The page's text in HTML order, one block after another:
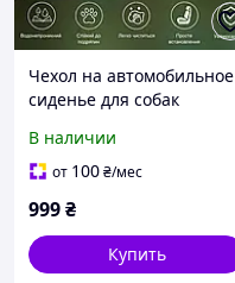
Чехол на автомобильное
сиденье для собак
В наличии
от 100₴/мес
999₴
Купить